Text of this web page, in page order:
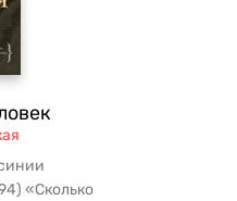
«Сколько